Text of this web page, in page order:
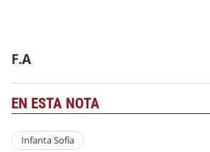
F.A
EN ESTA NOTA
Infanta Sofía